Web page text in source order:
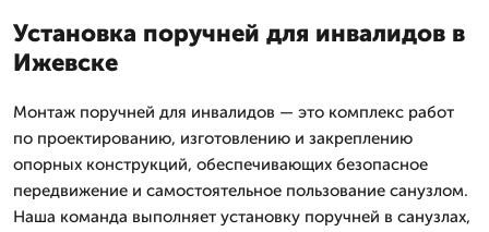
Установка поручней для инвалидов в
Ижевске
Монтаж поручней для инвалидов — это комплекс работ
по проектированию, изготовлению и закреплению
опорных конструкций, обеспечивающих безопасное
передвижение и самостоятельное пользование санузлом.
Наша команда выполняет установку поручней в санузлах,